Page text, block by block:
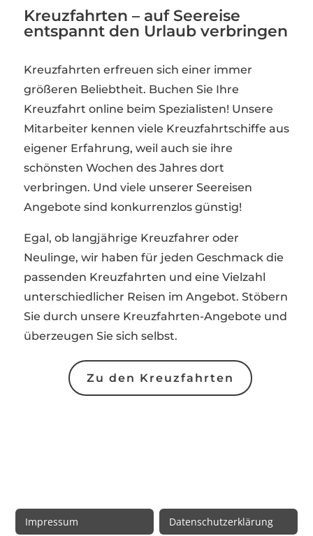
Kreuzfahrten – auf Seereise
entspannt den Urlaub verbringen
Kreuzfahrten erfreuen sich einer immer
größeren Beliebtheit. Buchen Sie Ihre
Kreuzfahrt online beim Spezialisten! Unsere
Mitarbeiter kennen viele Kreuzfahrtschiffe aus
eigener Erfahrung, weil auch sie ihre
schönsten Wochen des Jahres dort
verbringen. Und viele unserer Seereisen
Angebote sind konkurrenzlos günstig!
Egal, ob langjährige Kreuzfahrer oder
Neulinge, wir haben für jeden Geschmack die
passenden Kreuzfahrten und eine Vielzahl
unterschiedlicher Reisen im Angebot. Stöbern
Sie durch unsere Kreuzfahrten-Angebote und
überzeugen Sie sich selbst.
Zu den Kreuzfahrten
Impressum Datenschutzerklärung